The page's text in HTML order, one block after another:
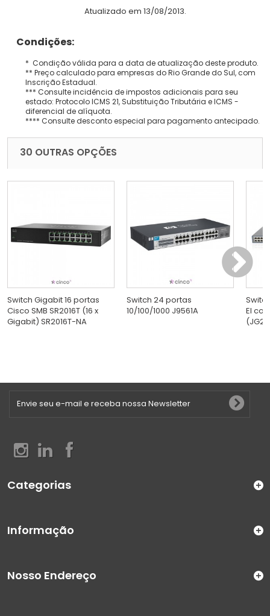
Atualizado em 13/08/2013.
Condições:
* Condição válida para a data de atualização deste produto.
** Preço calculado para empresas do Rio Grande do Sul, com
Inscrição Estadual.
*** Consulte incidência de impostos adicionais para seu
estado: Protocolo ICMS 21, Substituição Tributária e ICMS -
diferencial de alíquota.
**** Consulte desconto especial para pagamento antecipado.
30 OUTRAS OPÇÕES
Switch Gigabit 16 portas
Cisco SMB SR2016T (16 x
Gigabit) SR2016T-NA
Switch 24 portas
10/100/1000 J9561A
EI
Categorias
Informação
Nosso Endereço